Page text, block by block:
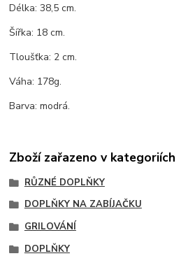
Délka: 38,5 cm.
Šířka: 18 cm.
Tloušťka: 2 cm.
Váha: 178g.
Barva: modrá.
Zboží zařazeno v kategoriích
RŮZNÉ DOPLŇKY
DOPLŇKY NA ZABÍJAČKU
GRILOVÁNÍ
DOPLŇKY